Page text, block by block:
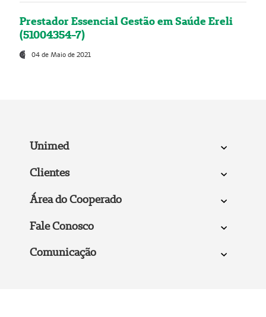
Prestador Essencial Gestão em Saúde Ereli
(51004354-7)
04 de Maio de 2021
Unimed
Clientes
Área do Cooperado
Fale Conosco
Comunicação